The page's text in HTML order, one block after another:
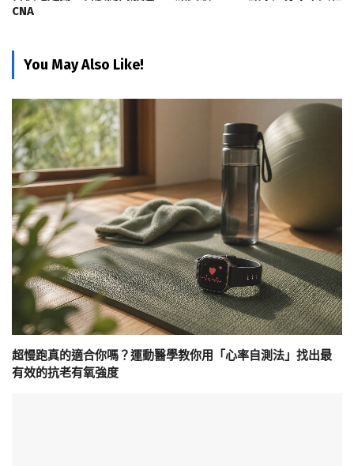
CNA
You May Also Like!
超慢跑真的適合你嗎？運動醫學教你用「心率自測法」找出最
有效的抗老有氧強度